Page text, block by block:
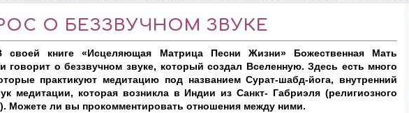
О БЕЗЗВУЧНОМ ЗВУКЕ
своей книге «Исцеляющая Матрица Песни Жизни» Божественная Мать
говорит о беззвучном звуке, который создал Вселенную. Здесь есть много
практикуют медитацию под названием Сурат-шабд-йога, внутренний
медитации, которая возникла в Индии из Санкт- Габриэля (религиозного
Можете ли вы прокомментировать отношения между ними.